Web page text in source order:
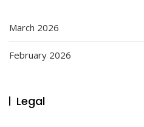
March 2026
February 2026
Legal